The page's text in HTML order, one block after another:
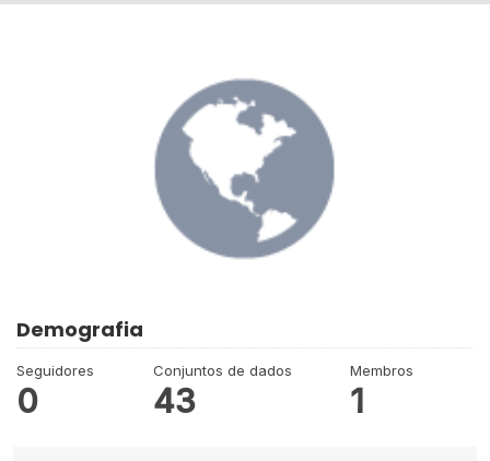
Demografia
Seguidores
0
Conjuntos de dados
43
Membros
1